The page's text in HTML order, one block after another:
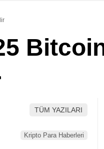
TÜM YAZILARI
Kripto Para Haberleri